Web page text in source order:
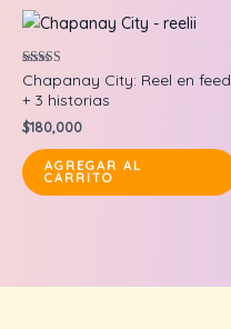
Valorado en
5.00
de 5
Chapanay City: Reel en feed
+ 3 historias
$180,000
AGREGAR AL
CARRITO